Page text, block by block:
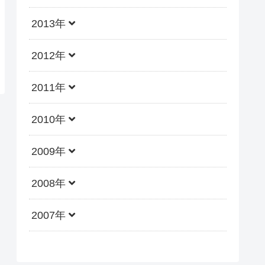
2013年
2012年
2011年
2010年
2009年
2008年
2007年